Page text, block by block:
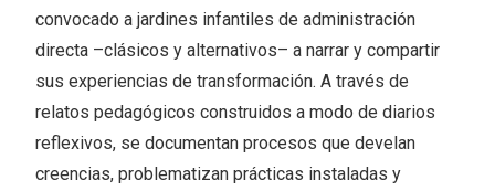
convocado a jardines infantiles de administración
directa –clásicos y alternativos– a narrar y compartir
sus experiencias de transformación. A través de
relatos pedagógicos construidos a modo de diarios
reflexivos, se documentan procesos que develan
creencias, problematizan prácticas instaladas y